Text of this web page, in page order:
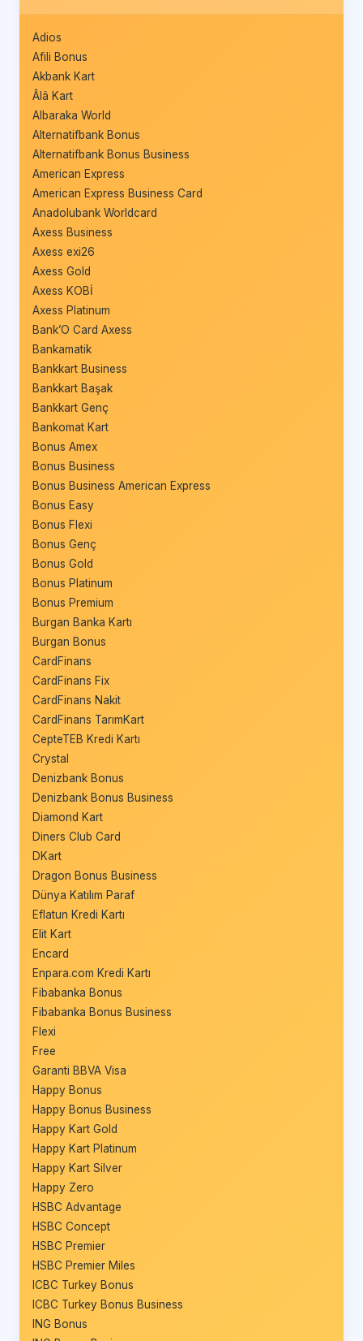
Adios
Afili Bonus
Akbank Kart
Âlâ Kart
Albaraka World
Alternatifbank Bonus
Alternatifbank Bonus Business
American Express
American Express Business Card
Anadolubank Worldcard
Axess Business
Axess exi26
Axess Gold
Axess KOBİ
Axess Platinum
Bank’O Card Axess
Bankamatik
Bankkart Business
Bankkart Başak
Bankkart Genç
Bankomat Kart
Bonus Amex
Bonus Business
Bonus Business American Express
Bonus Easy
Bonus Flexi
Bonus Genç
Bonus Gold
Bonus Platinum
Bonus Premium
Burgan Banka Kartı
Burgan Bonus
CardFinans
CardFinans Fix
CardFinans Nakit
CardFinans TarımKart
CepteTEB Kredi Kartı
Crystal
Denizbank Bonus
Denizbank Bonus Business
Diamond Kart
Diners Club Card
DKart
Dragon Bonus Business
Dünya Katılım Paraf
Eflatun Kredi Kartı
Elit Kart
Encard
Enpara.com Kredi Kartı
Fibabanka Bonus
Fibabanka Bonus Business
Flexi
Free
Garanti BBVA Visa
Happy Bonus
Happy Bonus Business
Happy Kart Gold
Happy Kart Platinum
Happy Kart Silver
Happy Zero
HSBC Advantage
HSBC Concept
HSBC Premier
HSBC Premier Miles
ICBC Turkey Bonus
ICBC Turkey Bonus Business
ING Bonus